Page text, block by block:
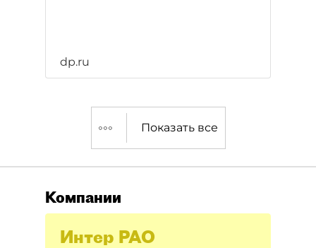
dp.ru
Показать все
Компании
Интер РАО